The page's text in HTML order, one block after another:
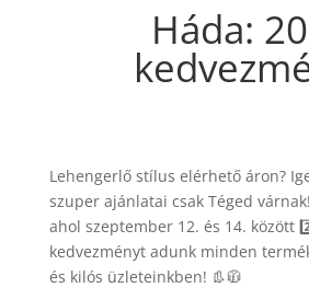
Háda:
Lehengerlő stílus elérhető áron?
szuper ajánlatai csak Téged
ahol szeptember 12. és 14. között
kedvezményt adunk minden
és kilós üzleteinkben! 👢🧥